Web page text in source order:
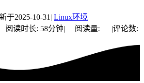
于2025-10-31 | Linux环境
阅读时长: 58分钟| 阅读量: |评论数: